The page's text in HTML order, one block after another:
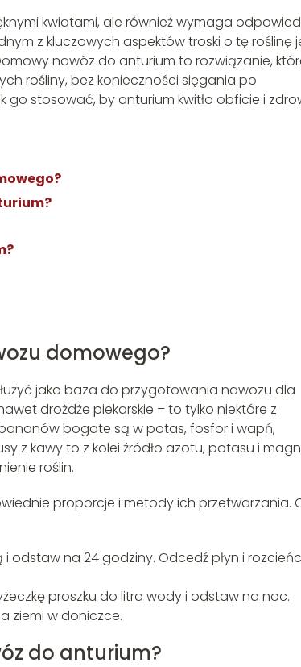
kwiatami, ale również wymaga
z kluczowych aspektów troski o tę roślinę
nawóz do anturium to rozwiązanie,
rośliny, bez konieczności sięgania po
stosować, by anturium kwitło obficie i
domowego?
jako baza do przygotowania nawozu dla
drożdże piekarskie – to tylko niektóre z
bogate są w potas, fosfor i wapń,
z kawy to z kolei źródło azotu, potasu i
roślin.
proporcje i metody ich przetwarzania.
i odstaw na 24 godziny. Odcedź płyn i
proszku do litra wody i odstaw na noc.
ziemi w doniczce.
do anturium?